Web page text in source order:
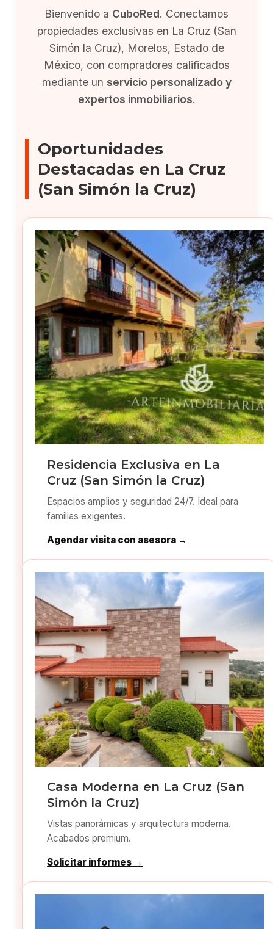
Bienvenido a CuboRed. Conectamos
propiedades exclusivas en La Cruz (San
Simón la Cruz), Morelos, Estado de
México, con compradores calificados
mediante un servicio personalizado y
expertos inmobiliarios.
Oportunidades
Destacadas en La Cruz
(San Simón la Cruz)
Residencia Exclusiva en La
Cruz (San Simón la Cruz)
Espacios amplios y seguridad 24/7. Ideal para
familias exigentes.
Agendar visita con asesora →
Casa Moderna en La Cruz (San
Simón la Cruz)
Vistas panorámicas y arquitectura moderna.
Acabados premium.
Solicitar informes →